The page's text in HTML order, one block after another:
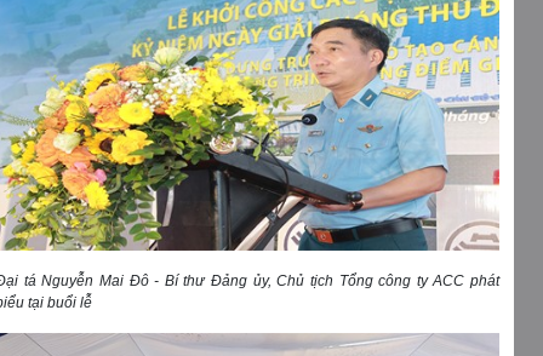
tá Nguyễn Mai Đô - Bí thư Đảng ủy, Chủ tịch Tổng công ty ACC phát
tại buổi lễ